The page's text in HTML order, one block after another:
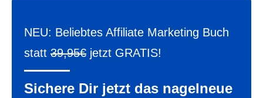
NEU: Beliebtes Affiliate Marketing Buch
statt 39,95€ jetzt GRATIS!
Sichere Dir jetzt das nagelneue